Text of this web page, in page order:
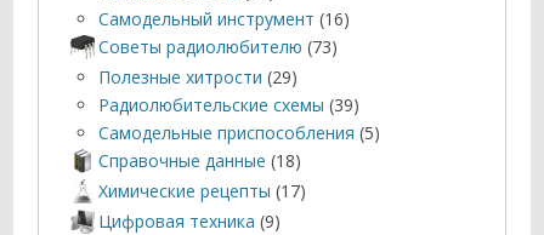
Самодельный инструмент (16)
Советы радиолюбителю (73)
Полезные хитрости (29)
Радиолюбительские схемы (39)
Самодельные приспособления (5)
Справочные данные (18)
Химические рецепты (17)
Цифровая техника (9)